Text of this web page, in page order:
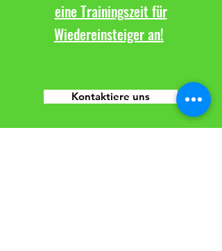
eine Trainingszeit für
Wiedereinsteiger an!
Kontaktiere uns